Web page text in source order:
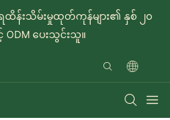
န်းသိမ်းမှုထုတ်ကုန်များ၏ နှစ် ၂၀
ODM ပေးသွင်းသူ။